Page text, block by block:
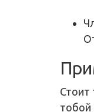
Стоит
тобой